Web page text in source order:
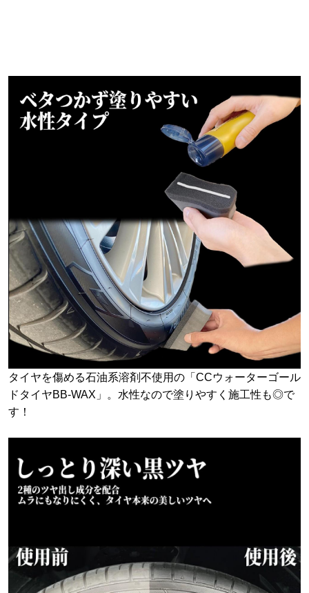
タイヤを傷める石油系溶剤不使用の「CCウォーターゴール
ドタイヤBB-WAX」。水性なので塗りやすく施工性も◎で
す！